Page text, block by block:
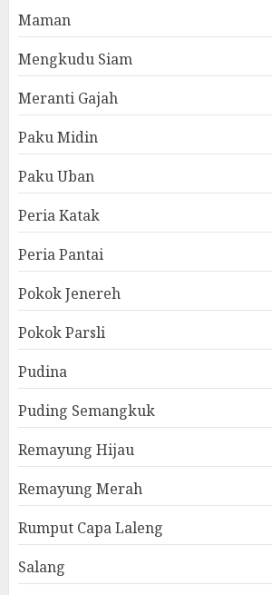
Maman
Mengkudu Siam
Meranti Gajah
Paku Midin
Paku Uban
Peria Katak
Peria Pantai
Pokok Jenereh
Pokok Parsli
Pudina
Puding Semangkuk
Remayung Hijau
Remayung Merah
Rumput Capa Laleng
Salang